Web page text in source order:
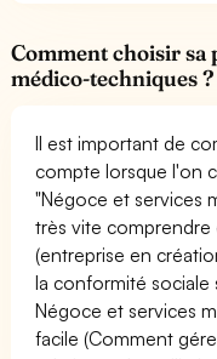
Comment choisir sa
médico-techniques ?
Il est important de
compte lorsque l'on
"Négoce et services
très vite
(entreprise en
la conformité
Négoce et services
facile (Comment